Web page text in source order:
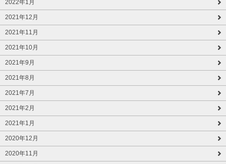
2022年1月
2021年12月
2021年11月
2021年10月
2021年9月
2021年8月
2021年7月
2021年2月
2021年1月
2020年12月
2020年11月